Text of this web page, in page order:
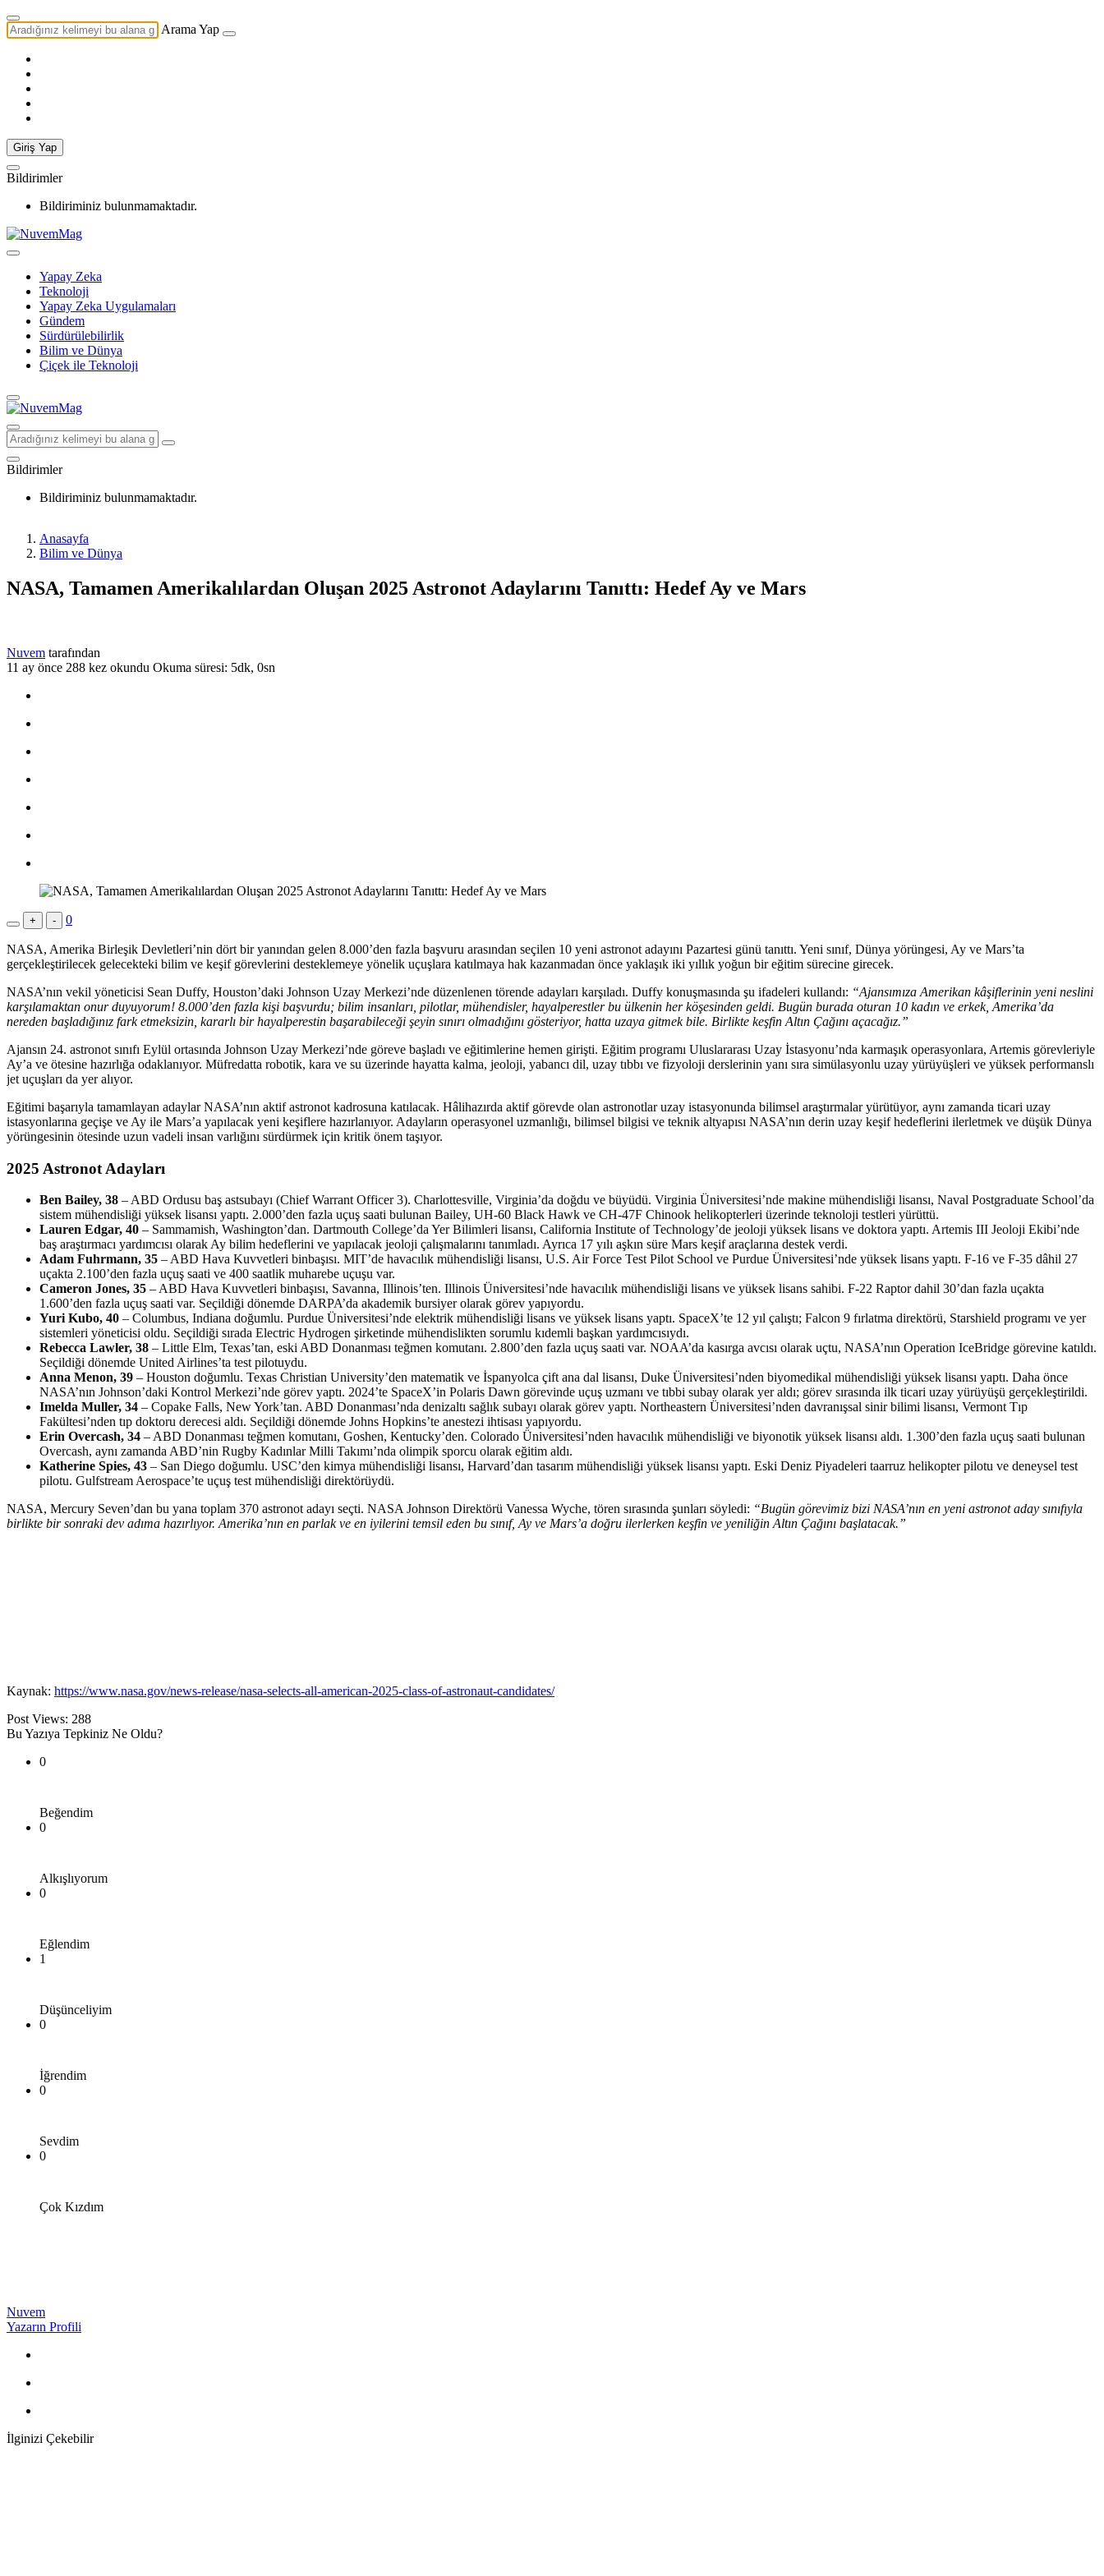
Arama Yap
Giriş Yap
Bildirimler
Bildiriminiz bulunmamaktadır.
Yapay Zeka
Teknoloji
Yapay Zeka Uygulamaları
Gündem
Sürdürülebilirlik
Bilim ve Dünya
Çiçek ile Teknoloji
Bildirimler
Bildiriminiz bulunmamaktadır.
Anasayfa
Bilim ve Dünya
NASA, Tamamen Amerikalılardan Oluşan 2025 Astronot Adaylarını Tanıttı: Hedef Ay ve Mars
Nuvem tarafından
11 ay önce 288 kez okundu Okuma süresi: 5dk, 0sn
+ - 0
NASA, Amerika Birleşik Devletleri’nin dört bir yanından gelen 8.000’den fazla başvuru arasından seçilen 10 yeni astronot adayını Pazartesi günü tanıttı. Yeni sınıf, Dünya yörüngesi, Ay ve Mars’ta
gerçekleştirilecek gelecekteki bilim ve keşif görevlerini desteklemeye yönelik uçuşlara katılmaya hak kazanmadan önce yaklaşık iki yıllık yoğun bir eğitim sürecine girecek.
NASA’nın vekil yöneticisi Sean Duffy, Houston’daki Johnson Uzay Merkezi’nde düzenlenen törende adayları karşıladı. Duffy konuşmasında şu ifadeleri kullandı: “Ajansımıza Amerikan kâşiflerinin yeni neslini
karşılamaktan onur duyuyorum! 8.000’den fazla kişi başvurdu; bilim insanları, pilotlar, mühendisler, hayalperestler bu ülkenin her köşesinden geldi. Bugün burada oturan 10 kadın ve erkek, Amerika’da
nereden başladığınız fark etmeksizin, kararlı bir hayalperestin başarabileceği şeyin sınırı olmadığını gösteriyor, hatta uzaya gitmek bile. Birlikte keşfin Altın Çağını açacağız.”
Ajansın 24. astronot sınıfı Eylül ortasında Johnson Uzay Merkezi’nde göreve başladı ve eğitimlerine hemen girişti. Eğitim programı Uluslararası Uzay İstasyonu’nda karmaşık operasyonlara, Artemis görevleriyle
Ay’a ve ötesine hazırlığa odaklanıyor. Müfredatta robotik, kara ve su üzerinde hayatta kalma, jeoloji, yabancı dil, uzay tıbbı ve fizyoloji derslerinin yanı sıra simülasyonlu uzay yürüyüşleri ve yüksek performanslı
jet uçuşları da yer alıyor.
Eğitimi başarıyla tamamlayan adaylar NASA’nın aktif astronot kadrosuna katılacak. Hâlihazırda aktif görevde olan astronotlar uzay istasyonunda bilimsel araştırmalar yürütüyor, aynı zamanda ticari uzay
istasyonlarına geçişe ve Ay ile Mars’a yapılacak yeni keşiflere hazırlanıyor. Adayların operasyonel uzmanlığı, bilimsel bilgisi ve teknik altyapısı NASA’nın derin uzay keşif hedeflerini ilerletmek ve düşük Dünya
yörüngesinin ötesinde uzun vadeli insan varlığını sürdürmek için kritik önem taşıyor.
2025 Astronot Adayları
Ben Bailey, 38 – ABD Ordusu baş astsubayı (Chief Warrant Officer 3). Charlottesville, Virginia’da doğdu ve büyüdü. Virginia Üniversitesi’nde makine mühendisliği lisansı, Naval Postgraduate School’da
sistem mühendisliği yüksek lisansı yaptı. 2.000’den fazla uçuş saati bulunan Bailey, UH-60 Black Hawk ve CH-47F Chinook helikopterleri üzerinde teknoloji testleri yürüttü.
Lauren Edgar, 40 – Sammamish, Washington’dan. Dartmouth College’da Yer Bilimleri lisansı, California Institute of Technology’de jeoloji yüksek lisans ve doktora yaptı. Artemis III Jeoloji Ekibi’nde
baş araştırmacı yardımcısı olarak Ay bilim hedeflerini ve yapılacak jeoloji çalışmalarını tanımladı. Ayrıca 17 yılı aşkın süre Mars keşif araçlarına destek verdi.
Adam Fuhrmann, 35 – ABD Hava Kuvvetleri binbaşısı. MIT’de havacılık mühendisliği lisansı, U.S. Air Force Test Pilot School ve Purdue Üniversitesi’nde yüksek lisans yaptı. F-16 ve F-35 dâhil 27
uçakta 2.100’den fazla uçuş saati ve 400 saatlik muharebe uçuşu var.
Cameron Jones, 35 – ABD Hava Kuvvetleri binbaşısı, Savanna, Illinois’ten. Illinois Üniversitesi’nde havacılık mühendisliği lisans ve yüksek lisans sahibi. F-22 Raptor dahil 30’dan fazla uçakta
1.600’den fazla uçuş saati var. Seçildiği dönemde DARPA’da akademik bursiyer olarak görev yapıyordu.
Yuri Kubo, 40 – Columbus, Indiana doğumlu. Purdue Üniversitesi’nde elektrik mühendisliği lisans ve yüksek lisans yaptı. SpaceX’te 12 yıl çalıştı; Falcon 9 fırlatma direktörü, Starshield programı ve yer
sistemleri yöneticisi oldu. Seçildiği sırada Electric Hydrogen şirketinde mühendislikten sorumlu kıdemli başkan yardımcısıydı.
Rebecca Lawler, 38 – Little Elm, Texas’tan, eski ABD Donanması teğmen komutanı. 2.800’den fazla uçuş saati var. NOAA’da kasırga avcısı olarak uçtu, NASA’nın Operation IceBridge görevine katıldı.
Seçildiği dönemde United Airlines’ta test pilotuydu.
Anna Menon, 39 – Houston doğumlu. Texas Christian University’den matematik ve İspanyolca çift ana dal lisansı, Duke Üniversitesi’nden biyomedikal mühendisliği yüksek lisansı yaptı. Daha önce
NASA’nın Johnson’daki Kontrol Merkezi’nde görev yaptı. 2024’te SpaceX’in Polaris Dawn görevinde uçuş uzmanı ve tıbbi subay olarak yer aldı; görev sırasında ilk ticari uzay yürüyüşü gerçekleştirildi.
Imelda Muller, 34 – Copake Falls, New York’tan. ABD Donanması’nda denizaltı sağlık subayı olarak görev yaptı. Northeastern Üniversitesi’nden davranışsal sinir bilimi lisansı, Vermont Tıp
Fakültesi’nden tıp doktoru derecesi aldı. Seçildiği dönemde Johns Hopkins’te anestezi ihtisası yapıyordu.
Erin Overcash, 34 – ABD Donanması teğmen komutanı, Goshen, Kentucky’den. Colorado Üniversitesi’nden havacılık mühendisliği ve biyonotik yüksek lisansı aldı. 1.300’den fazla uçuş saati bulunan
Overcash, aynı zamanda ABD’nin Rugby Kadınlar Milli Takımı’nda olimpik sporcu olarak eğitim aldı.
Katherine Spies, 43 – San Diego doğumlu. USC’den kimya mühendisliği lisansı, Harvard’dan tasarım mühendisliği yüksek lisansı yaptı. Eski Deniz Piyadeleri taarruz helikopter pilotu ve deneysel test
pilotu. Gulfstream Aerospace’te uçuş test mühendisliği direktörüydü.
NASA, Mercury Seven’dan bu yana toplam 370 astronot adayı seçti. NASA Johnson Direktörü Vanessa Wyche, tören sırasında şunları söyledi: “Bugün görevimiz bizi NASA’nın en yeni astronot aday sınıfıyla
birlikte bir sonraki dev adıma hazırlıyor. Amerika’nın en parlak ve en iyilerini temsil eden bu sınıf, Ay ve Mars’a doğru ilerlerken keşfin ve yeniliğin Altın Çağını başlatacak.”
Kaynak: https://www.nasa.gov/news-release/nasa-selects-all-american-2025-class-of-astronaut-candidates/
Post Views: 288
Bu Yazıya Tepkiniz Ne Oldu?
0
Beğendim
0
Alkışlıyorum
0
Eğlendim
1
Düşünceliyim
0
İğrendim
0
Sevdim
0
Çok Kızdım
Nuvem
Yazarın Profili
İlginizi Çekebilir